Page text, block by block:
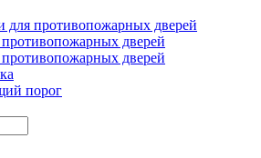
для противопожарных дверей
дверей
дверей
порог